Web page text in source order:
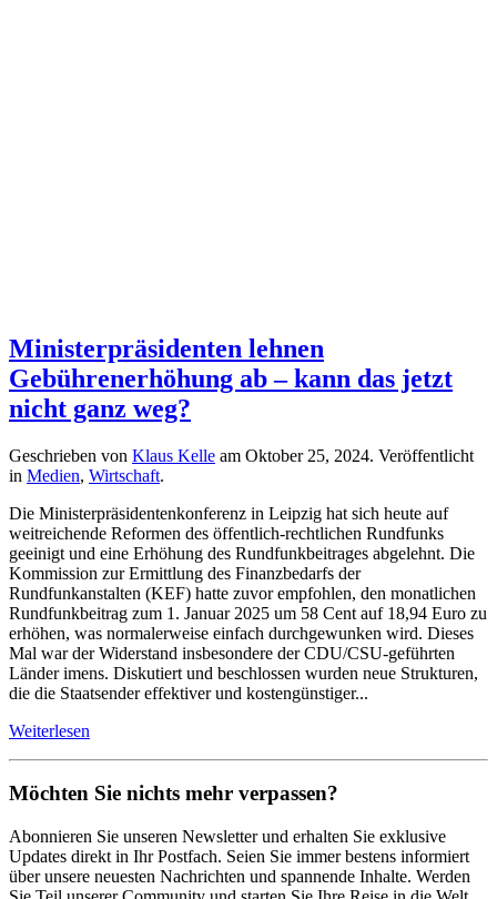
Ministerpräsidenten lehnen
Gebührenerhöhung ab – kann das jetzt
nicht ganz weg?
Geschrieben von Klaus Kelle am Oktober 25, 2024. Veröffentlicht
in Medien, Wirtschaft.
Die Ministerpräsidentenkonferenz in Leipzig hat sich heute auf
weitreichende Reformen des öffentlich-rechtlichen Rundfunks
geeinigt und eine Erhöhung des Rundfunkbeitrages abgelehnt. Die
Kommission zur Ermittlung des Finanzbedarfs der
Rundfunkanstalten (KEF) hatte zuvor empfohlen, den monatlichen
Rundfunkbeitrag zum 1. Januar 2025 um 58 Cent auf 18,94 Euro zu
erhöhen, was normalerweise einfach durchgewunken wird. Dieses
Mal war der Widerstand insbesondere der CDU/CSU-geführten
Länder imens. Diskutiert und beschlossen wurden neue Strukturen,
die die Staatsender effektiver und kostengünstiger...
Weiterlesen
Möchten Sie nichts mehr verpassen?
Abonnieren Sie unseren Newsletter und erhalten Sie exklusive
Updates direkt in Ihr Postfach. Seien Sie immer bestens informiert
über unsere neuesten Nachrichten und spannende Inhalte. Werden